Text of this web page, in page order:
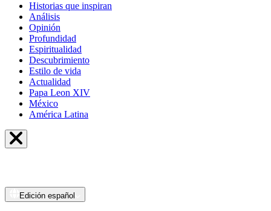
Historias que inspiran
Análisis
Opinión
Profundidad
Espiritualidad
Descubrimiento
Estilo de vida
Actualidad
Papa Leon XIV
México
América Latina
Edición español